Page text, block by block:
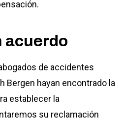
acuerdo
de accidentes
Bergen hayan encontrado la
establecer la
su reclamación